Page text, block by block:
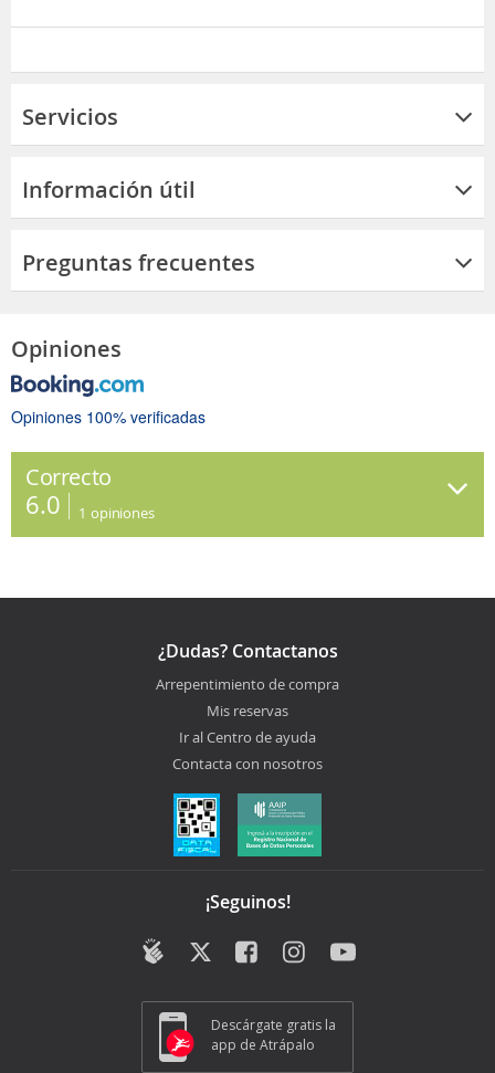
Servicios
Información útil
Preguntas frecuentes
Opiniones
Opiniones 100% verificadas
Correcto
6.0 1 opiniones
¿Dudas? Contactanos
Arrepentimiento de compra
Mis reservas
Ir al Centro de ayuda
Contacta con nosotros
¡Seguinos!
Descárgate gratis la
app de Atrápalo